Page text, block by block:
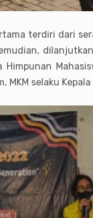
terdiri dari
MKM selaku